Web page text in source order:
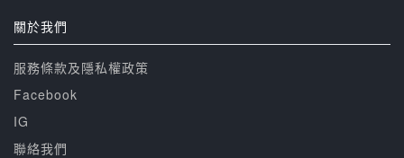
關於我們
服務條款及隱私權政策
Facebook
IG
聯絡我們